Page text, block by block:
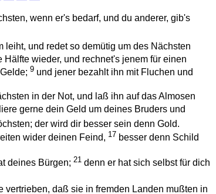
wenn er's bedarf, und du anderer, gib's
und redet so demütig um des Nächsten
wieder, und rechnet's jenem für einen
9 und jener bezahlt ihn mit Fluchen und
in der Not, und laß ihn auf das Almosen
gerne dein Geld um deines Bruders und
der wird dir besser sein denn Gold.
wider deinen Feind, 17 besser denn Schild
deines Bürgen; 21 denn er hat sich selbst für dich
vertrieben, daß sie in fremden Landen mußten in